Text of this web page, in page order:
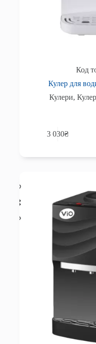
Кулер для
Кулери,
3 030₴